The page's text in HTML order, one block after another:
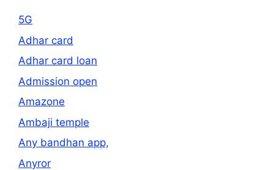
5G
Adhar card
Adhar card loan
Admission open
Amazone
Ambaji temple
Any bandhan app,
Anyror